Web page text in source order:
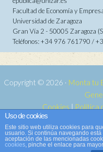
Facultad de Economía y
Universidad de Zaragoza
Gran Vía 2 - 50005 Zaragoza
Teléfonos: +34 976 761790 /
Copyright © 2026 · Monta tu
Cookies | Política
Copyright © 2026 ·
Uso de cookies
Este sitio web utiliza cookies para
usuario. Si continúa navegando
aceptación de las mencionadas
cookies, pinche el enlace para